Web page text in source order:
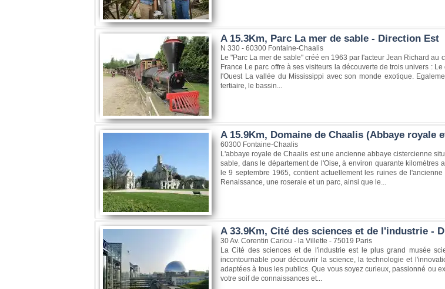
A 15.3Km, Parc La mer de sable - Direction Est
N 330 - 60300 Fontaine-Chaalis
Le "Parc La mer de sable" créé en 1963 par l'acteur Jean Richard
France Le parc offre à ses visiteurs la découverte de trois univers :
l'Ouest La vallée du Mississippi avec son monde exotique.
tertiaire, le bassin...
A 15.9Km, Domaine de Chaalis (Abbaye royale
60300 Fontaine-Chaalis
L'abbaye royale de Chaalis est une ancienne abbaye cistercienne
sable, dans le département de l'Oise, à environ quarante
le 9 septembre 1965, contient actuellement les ruines de
Renaissance, une roseraie et un parc, ainsi que le...
A 33.9Km, Cité des sciences et de l'industrie -
30 Av. Corentin Cariou - la Villette - 75019 Paris
La Cité des sciences et de l'industrie est le plus grand musée
incontournable pour découvrir la science, la technologie et
adaptées à tous les publics. Que vous soyez curieux, passionné ou
votre soif de connaissances et...